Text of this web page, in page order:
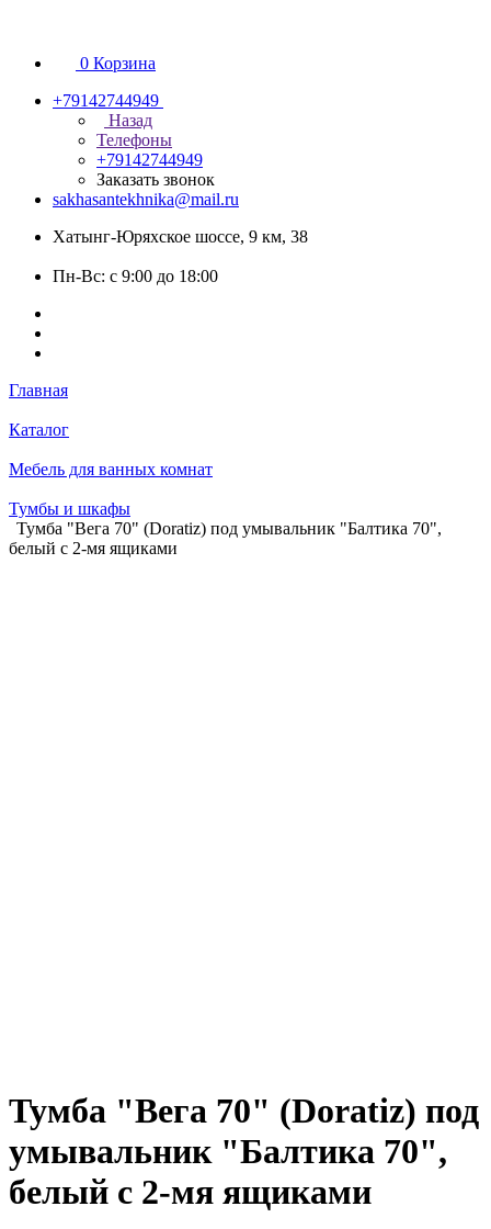
0 Корзина
+79142744949
Назад
Телефоны
+79142744949
Заказать звонок
sakhasantekhnika@mail.ru
Хатынг-Юряхское шоссе, 9 км, 38
Пн-Вс: с 9:00 до 18:00
Главная
Каталог
Мебель для ванных комнат
Тумбы и шкафы
Тумба "Вега 70" (Doratiz) под умывальник "Балтика 70",
белый с 2-мя ящиками
Тумба "Вега 70" (Doratiz) под
умывальник "Балтика 70",
белый с 2-мя ящиками